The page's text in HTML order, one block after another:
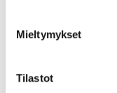
Mieltymykset
Tilastot